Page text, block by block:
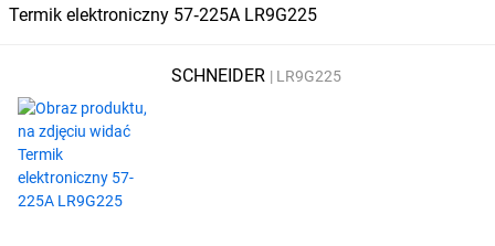
Termik elektroniczny 57‑225A LR9G225
SCHNEIDER LR9G225